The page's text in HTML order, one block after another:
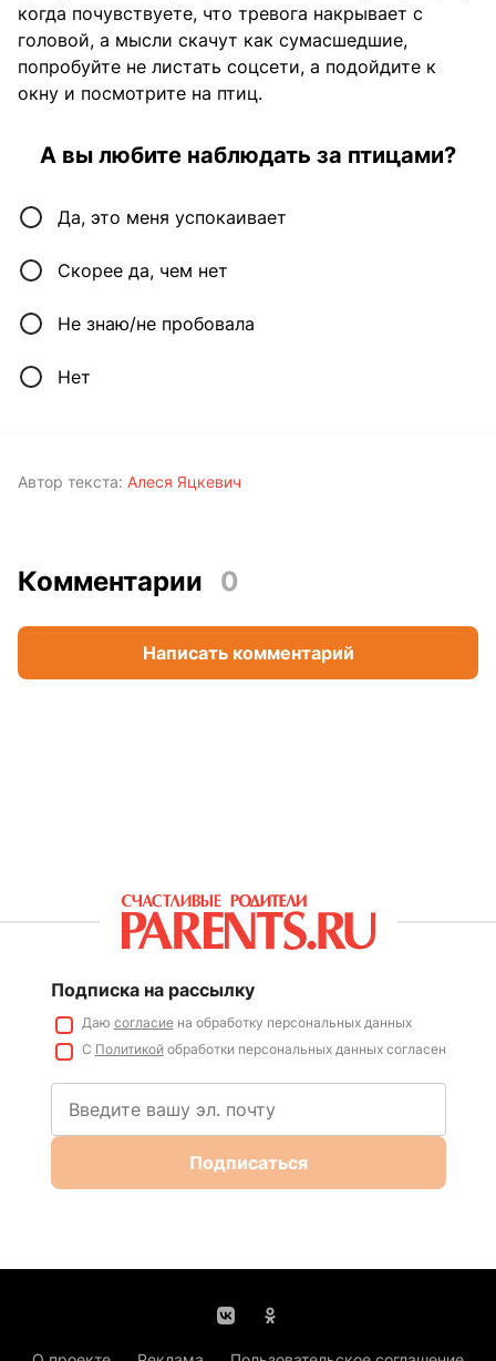
когда почувствуете, что тревога накрывает с
головой, а мысли скачут как сумасшедшие,
попробуйте не листать соцсети, а подойдите к
окну и посмотрите на птиц.
А вы любите наблюдать за птицами?
Да, это меня успокаивает
Скорее да, чем нет
Не знаю/не пробовала
Нет
Автор текста: Алеся Яцкевич
Комментарии 0
Написать комментарий
Подписка на рассылку
Даю согласиена обработку персональных данных
С Политикойобработки персональных данных согласен
Подписаться